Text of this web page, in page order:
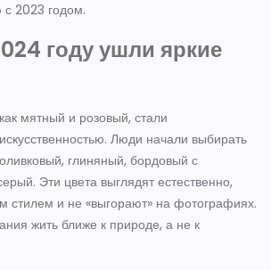
2023 годом.
году ушли яркие
мятный и розовый, стали
Люди начали выбирать
глиняный, бордовый с
Эти цвета выглядят естественно,
стилем и не «выгорают» на фотографиях.
жить ближе к природе, а не к